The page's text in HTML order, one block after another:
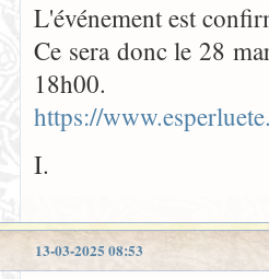
L'événement est
Ce sera donc le 28
18h00.
https://
I.
13-03-2025 08:53